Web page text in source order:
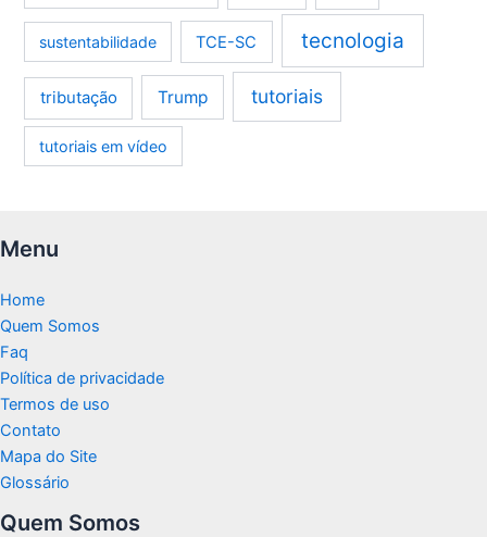
sustentabilidade TCE-SC tecnologia
tributação Trump tutoriais
tutoriais em vídeo
Menu
Home
Quem Somos
Faq
Política de privacidade
Termos de uso
Contato
Mapa do Site
Glossário
Quem Somos